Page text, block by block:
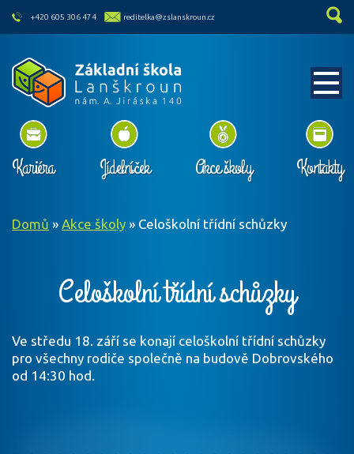
skip to main content
+420 605 306 474 reditelka@zslanskroun.cz
Kariéra Jídelníček Akce školy Kontakty
Domů » Akce školy » Celoškolní třídní schůzky
Celoškolní třídní schůzky
Ve středu 18. září se konají celoškolní třídní schůzky
pro všechny rodiče společně na budově Dobrovského
od 14:30 hod.